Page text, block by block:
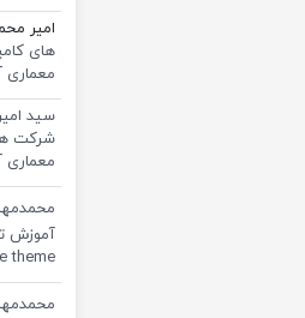
امیر
های
معماری
سید
شرکت
معماری
theme